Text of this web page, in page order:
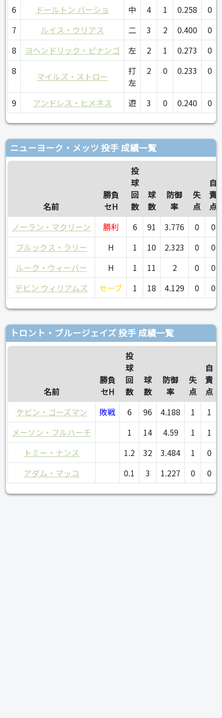
6
ドールトン バーショ 中 4 1 0.258
0
7
ルイス・ウリアス 二 3 2 0.400
0
8
ヨヘンドリック・ピナンゴ 左 2 1 0.273
0
8
マイルズ・ストロー
打
左
2 0 0.233 0
9 アンドレス・ヒメネス 遊 3 0 0.240 0
ニューヨーク・メッツ 投手 成績一覧
名前
勝負
セH
投
球
回
数
球
数
防御
率
失
点
自
責
点
ノーラン・マクリーン
勝利 6 91 3.776 0
0
ブルックス・ラリー
H 1 10 2.323 0
0
ルーク・ウィーバー
H 1 11 2 0
0
デビン ウィリアムズ
セーブ 1 18 4.129 0 0
トロント・ブルージェイズ 投手 成績一覧
名前
勝負
セH
投
球
回
数
球
数
防御
率
失
点
自
責
点
ケビン・ゴーズマン
敗戦 6 96 4.188 1
1
メーソン・フルハーチ
1 14 4.59 1
1
トミー・ナンス
1.2 32 3.484 1
0
アダム・マッコ
0.1 3 1.227 0 0